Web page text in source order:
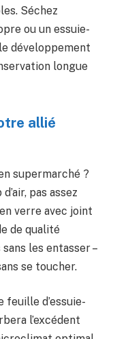
Séchez
ou un essuie-
développement
longue
allié
supermarché ?
pas assez
verre avec joint
de qualité
les entasser –
se toucher.
d’essuie-
l’excédent